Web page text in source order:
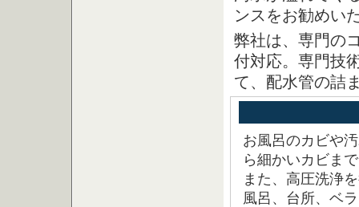
ンスをお勧めい
弊社は、専門の
付対応。専門技
て、配水管の詰
お風呂のカビや
ら細かいカビま
また、高圧洗浄
風呂、台所、ベ